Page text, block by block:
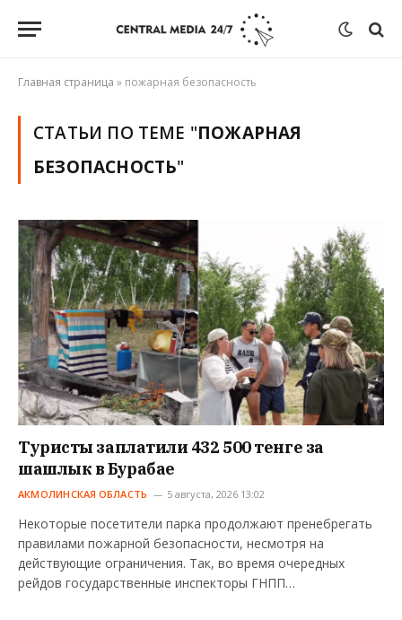
Главная страница » пожарная безопасность
СТАТЬИ ПО ТЕМЕ "ПОЖАРНАЯ
БЕЗОПАСНОСТЬ"
Туристы заплатили 432 500 тенге за
шашлык в Бурабае
АКМОЛИНСКАЯ ОБЛАСТЬ 5 августа, 2026 13:02
Некоторые посетители парка продолжают пренебрегать
правилами пожарной безопасности, несмотря на
действующие ограничения. Так, во время очередных
рейдов государственные инспекторы ГНПП…